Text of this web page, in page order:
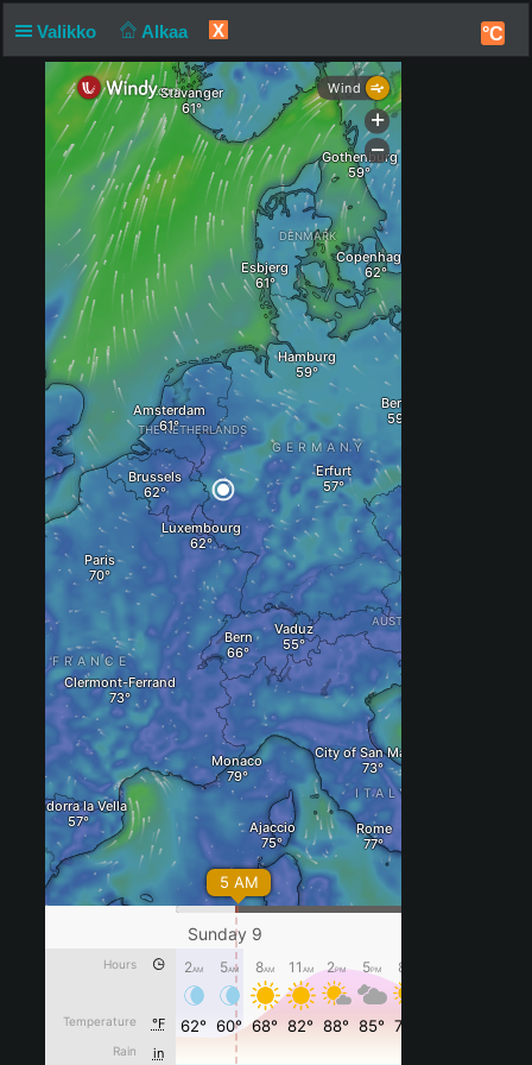
Valikko Alkaa X °C